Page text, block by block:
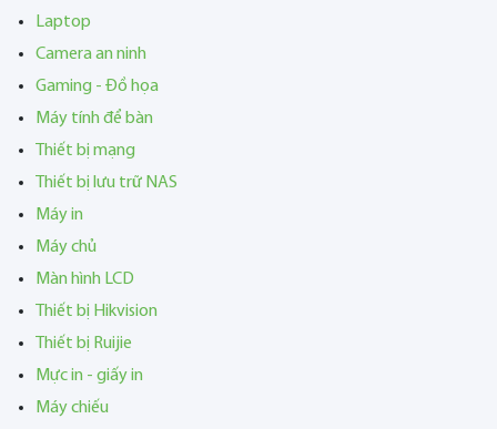
Laptop
Camera an ninh
Gaming - Đồ họa
Máy tính để bàn
Thiết bị mạng
Thiết bị lưu trữ NAS
Máy in
Máy chủ
Màn hình LCD
Thiết bị Hikvision
Thiết bị Ruijie
Mực in - giấy in
Máy chiếu